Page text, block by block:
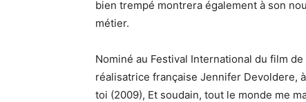
bien trempé montrera également à son
métier.
Nominé au Festival International du film
réalisatrice française Jennifer Devoldere,
toi (2009), Et soudain, tout le monde me